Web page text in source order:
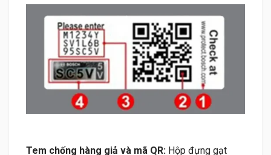
Tem chống hàng giả và mã QR: Hộp đựng gạt